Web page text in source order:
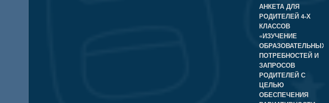
АНКЕТА ДЛЯ
РОДИТЕЛЕЙ 4-Х
КЛАССОВ
«ИЗУЧЕНИЕ
ОБРАЗОВАТЕЛЬНЫХ
ПОТРЕБНОСТЕЙ И
ЗАПРОСОВ
РОДИТЕЛЕЙ С
ЦЕЛЬЮ
ОБЕСПЕЧЕНИЯ